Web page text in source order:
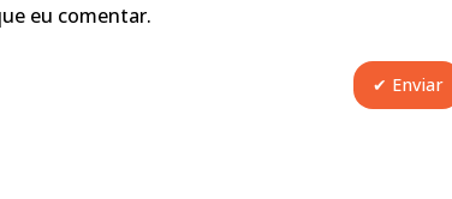
eu comentar.